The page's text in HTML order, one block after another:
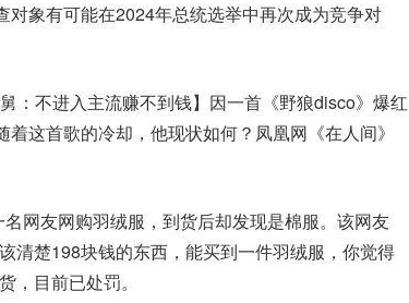
象有可能在2024年总统选举中再次成为竞争对
：不进入主流赚不到钱】因一首《野狼disco》爆红
这首歌的冷却，他现状如何？凤凰网《在人间》
网友网购羽绒服，到货后却发现是棉服。该网友
清楚198块钱的东西，能买到一件羽绒服，你觉得
，目前已处罚。